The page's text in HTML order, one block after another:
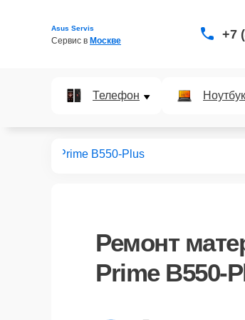
Asus Servis
Сервис в Москве +7
Телефон Ноутбук
Prime B550-Plus
Ремонт
Prime B550-